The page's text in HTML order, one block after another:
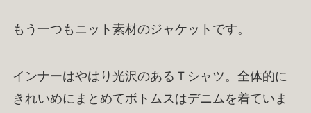
もう一つもニット素材のジャケットです。
インナーはやはり光沢のあるＴシャツ。全体的に
きれいめにまとめてボトムスはデニムを着ていま